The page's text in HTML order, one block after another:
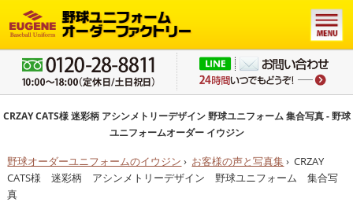
CRZAY CATS様 迷彩柄 アシンメトリーデザイン 野球ユニフォーム 集合写真 - 野球
ユニフォームオーダー イウジン
野球オーダーユニフォームのイウジン › お客様の声と写真集› CRZAY
CATS様 迷彩柄 アシンメトリーデザイン 野球ユニフォーム 集合写
真